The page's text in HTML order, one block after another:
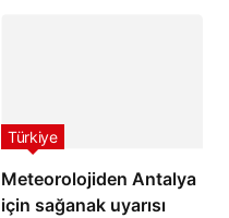
Meteorolojiden Antalya
için sağanak uyarısı
Türkiye